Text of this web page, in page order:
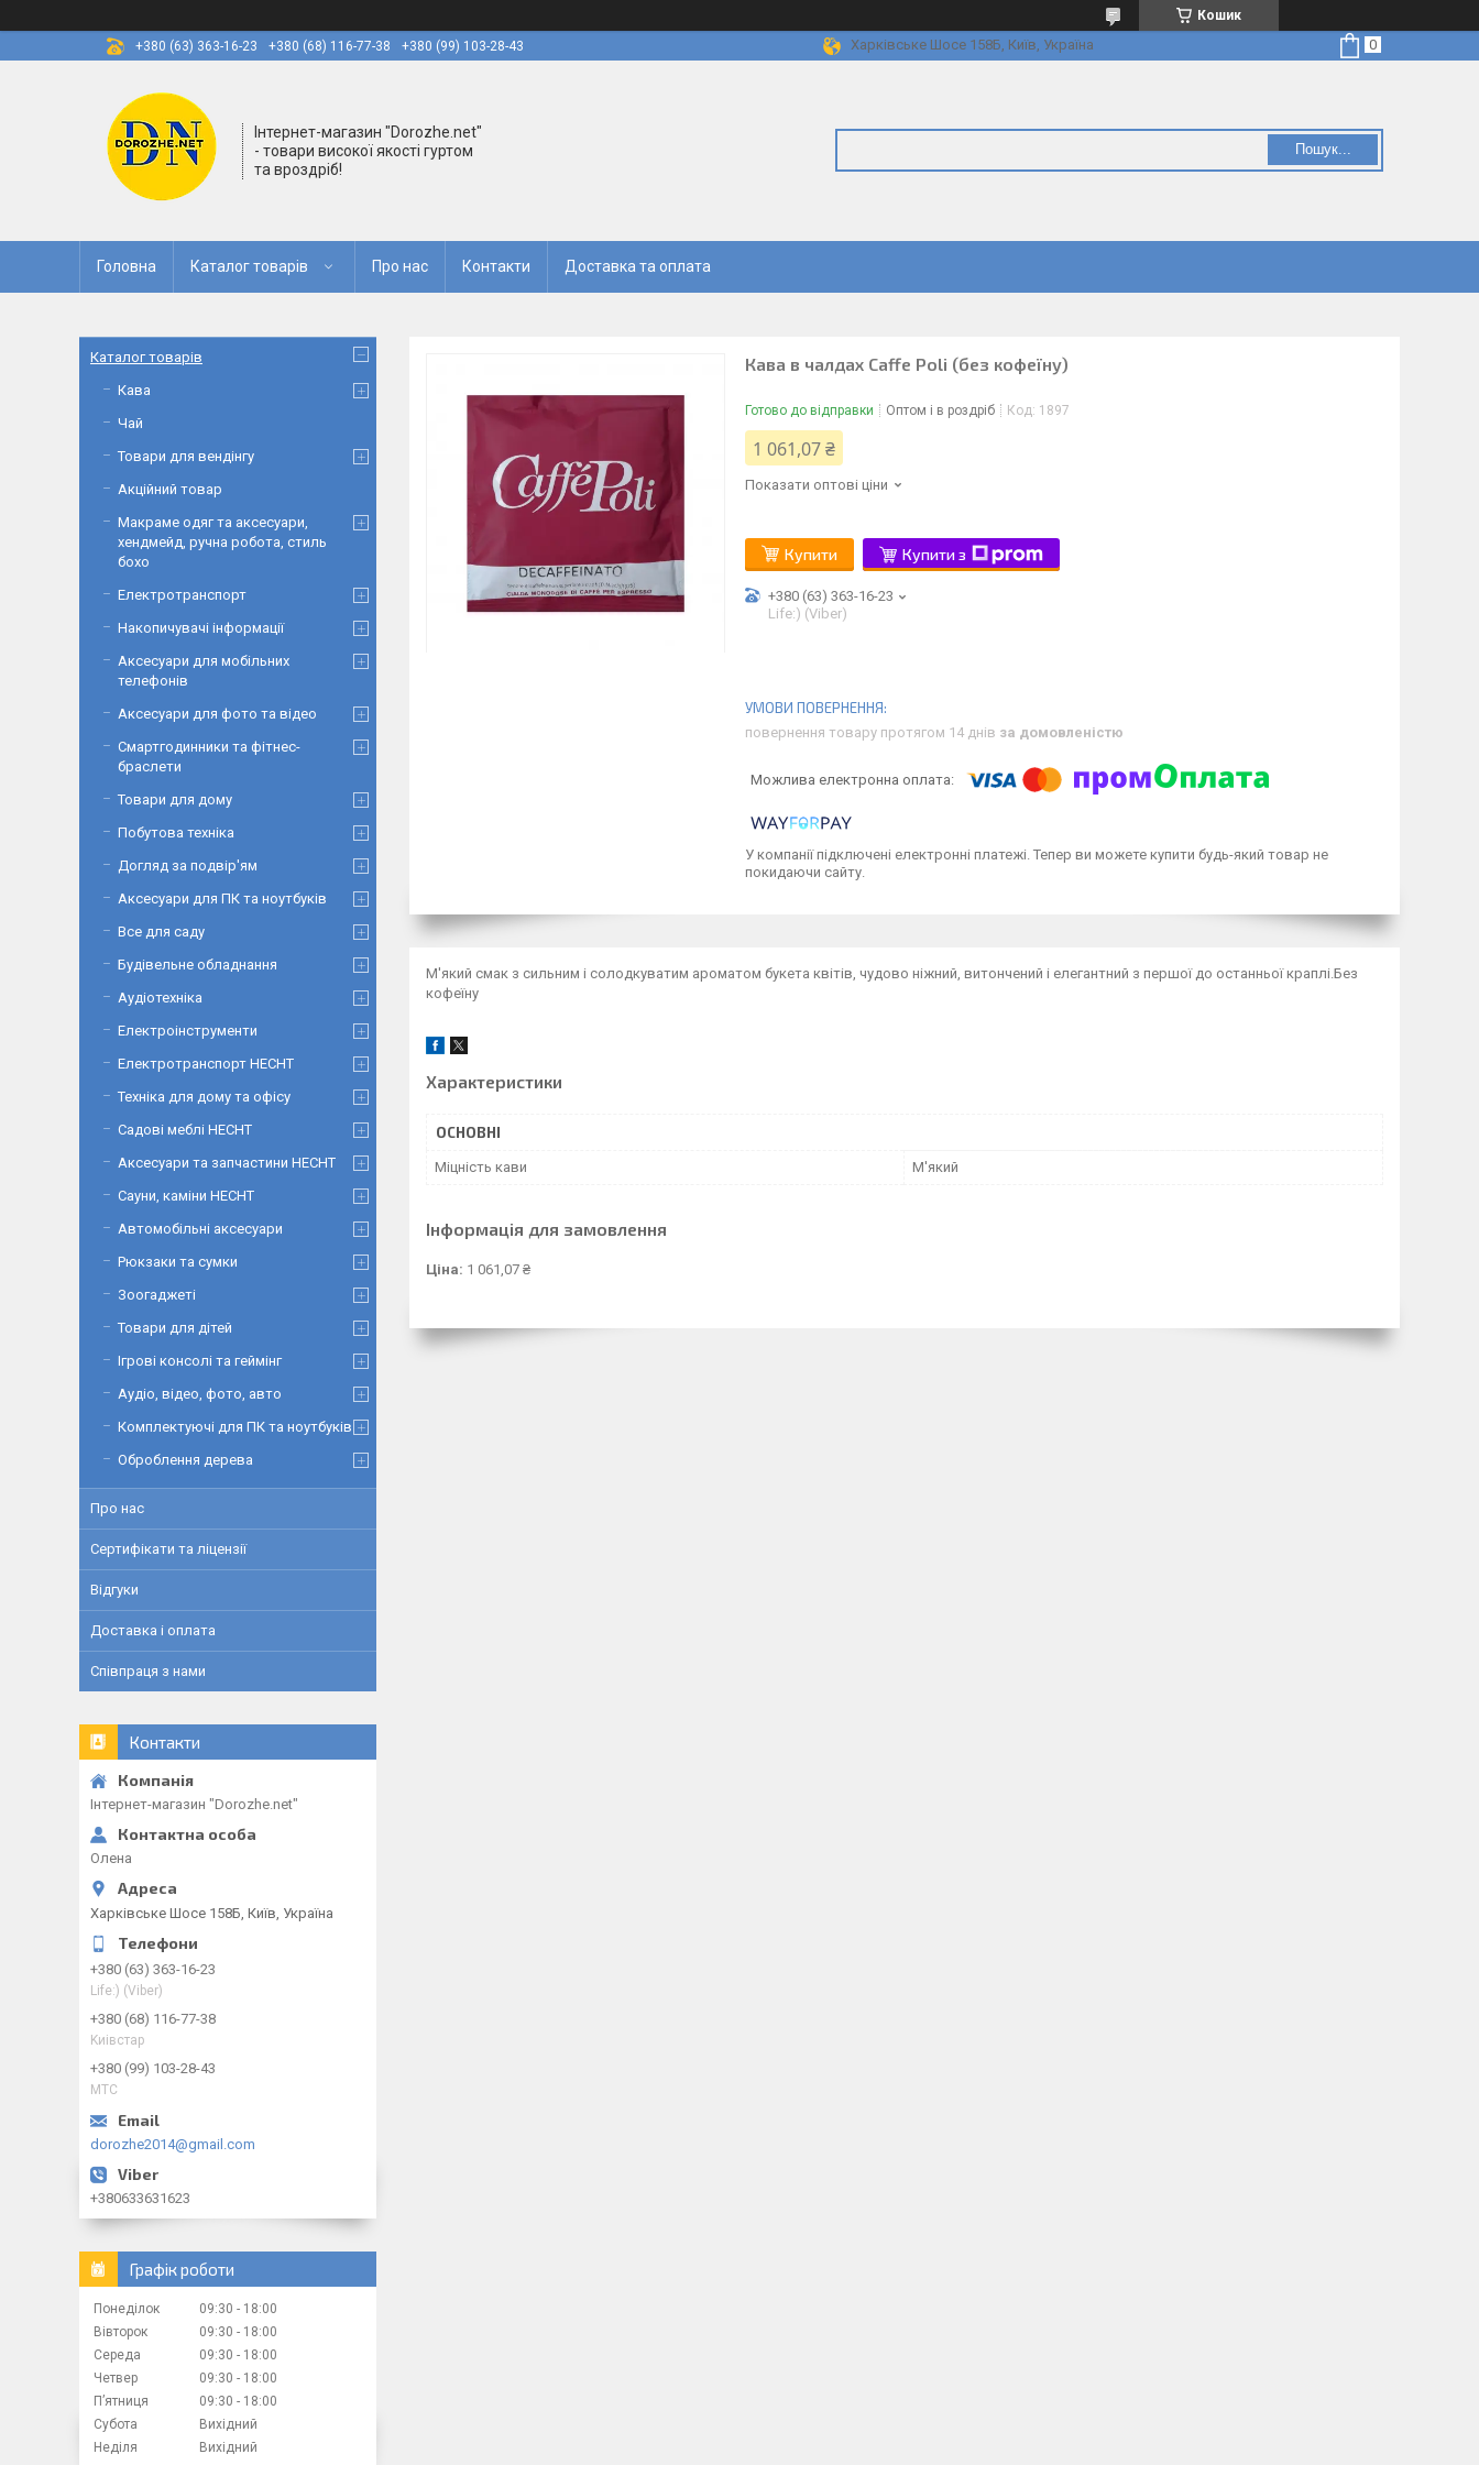
Кошик
+380 (63) 363-16-23
+380 (68) 116-77-38 +380 (99) 103-28-43 Харківське Шосе 158Б, Київ, Україна
Інтернет-магазин "Dorozhe.net"
- товари високої якості гуртом
та вроздріб!
Пошук...
Головна Каталог товарів Про нас Контакти Доставка та оплата
Кава в чалдах Caffe Poli (без кофеїну)
Готово до відправки Оптом і в роздріб Код: 1897
1 061,07 ₴
Показати оптові ціни
Купити Купити з
+380 (63) 363-16-23
Life:) (Viber)
повернення товару протягом 14 днів за домовленістю
У компанії підключені електронні платежі. Тепер ви можете купити будь-який товар не
покидаючи сайту.
М'який смак з сильним і солодкуватим ароматом букета квітів, чудово ніжний, витончений і елегантний з першої до останньої краплі.Без
кофеїну
Характеристики
ОСНОВНІ
Міцність кави М'який
Інформація для замовлення
Ціна: 1 061,07 ₴
Каталог товарів
Кава
Чай
Товари для вендінгу
Акційний товар
Макраме одяг та аксесуари,
хендмейд, ручна робота, стиль
бохо
Електротранспорт
Накопичувачі інформації
Аксесуари для мобільних
телефонів
Аксесуари для фото та відео
Смартгодинники та фітнес-
браслети
Товари для дому
Побутова техніка
Догляд за подвір'ям
Аксесуари для ПК та ноутбуків
Все для саду
Будівельне обладнання
Аудіотехніка
Електроінструменти
Електротранспорт HECHT
Техніка для дому та офісу
Садові меблі HECHT
Аксесуари та запчастини HECHT
Сауни, каміни HECHT
Автомобільні аксесуари
Рюкзаки та сумки
Зоогаджеті
Товари для дітей
Ігрові консолі та геймінг
Аудіо, відео, фото, авто
Комплектуючі для ПК та ноутбуків
Оброблення дерева
Про нас
Сертифікати та ліцензії
Відгуки
Доставка і оплата
Співпраця з нами
Контакти
Інтернет-магазин "Dorozhe.net"
Олена
Харківське Шосе 158Б, Київ, Україна
+380 (63) 363-16-23
Life:) (Viber)
+380 (68) 116-77-38
Kиiвcтap
+380 (99) 103-28-43
МТС
dorozhe2014@gmail.com
+380633631623
Графік роботи
Понеділок 09:30
18:00
Вівторок
09:30
18:00
Середа
09:30
18:00
Четвер
09:30
18:00
Пʼятниця
09:30
18:00
Субота
Вихідний
Неділя
Вихідний